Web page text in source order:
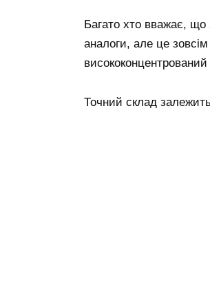
Багато хто вважає, що
аналоги, але це
Точний склад